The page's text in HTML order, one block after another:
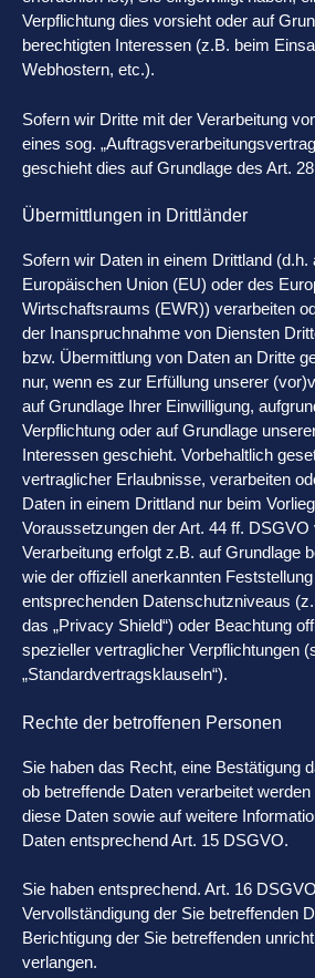
Verpflichtung dies vorsieht oder auf
berechtigten Interessen (z.B. beim
Webhostern, etc.).
Sofern wir Dritte mit der Verarbeitung
eines sog.
geschieht dies auf Grundlage des Art.
Übermittlungen in Drittländer
Sofern wir Daten in einem Drittland (d.h.
Europäischen Union (EU) oder des
Wirtschaftsraums (EWR)) verarbeiten
der Inanspruchnahme von Diensten
bzw. Übermittlung von Daten an Dritte
nur, wenn es zur Erfüllung unserer
auf Grundlage Ihrer Einwilligung,
Verpflichtung oder auf Grundlage
Interessen geschieht. Vorbehaltlich
vertraglicher Erlaubnisse, verarbeiten
Daten in einem Drittland nur beim
Voraussetzungen der Art. 44 ff.
Verarbeitung erfolgt z.B. auf Grundlage
wie der offiziell anerkannten
entsprechenden Datenschutzniveaus
das „Privacy Shield“) oder Beachtung
spezieller vertraglicher Verpflichtungen
„Standardvertragsklauseln“).
Rechte der betroffenen Personen
Sie haben das Recht, eine Bestätigung
ob betreffende Daten verarbeitet
diese Daten sowie auf weitere
Daten entsprechend Art. 15 DSGVO.
Sie haben entsprechend. Art. 16
Vervollständigung der Sie betreffenden
Berichtigung der Sie betreffenden
verlangen.